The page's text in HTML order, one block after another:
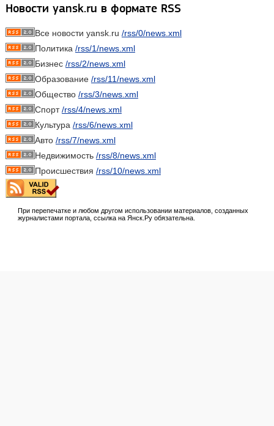
Новости yansk.ru в формате RSS
Все новости yansk.ru /rss/0/news.xml
Политика /rss/1/news.xml
Бизнес /rss/2/news.xml
Образование /rss/11/news.xml
Общество /rss/3/news.xml
Спорт/rss/4/news.xml
Культура /rss/6/news.xml
Авто /rss/7/news.xml
Недвижимость /rss/8/news.xml
Происшествия /rss/10/news.xml
При перепечатке и любом другом использовании материалов, созданных
журналистами портала, ссылка на Янск.Ру обязательна.